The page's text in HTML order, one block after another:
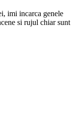
imi incarca genele
si rujul chiar sunt